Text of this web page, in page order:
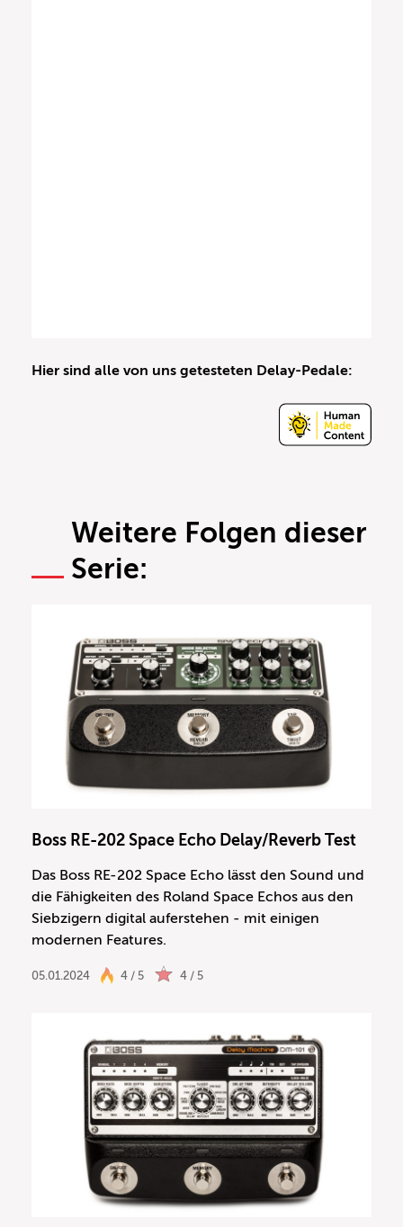
Hier sind alle von uns getesteten Delay-Pedale:
Weitere Folgen dieser
Serie:
Boss RE-202 Space Echo Delay/Reverb Test
Das Boss RE-202 Space Echo lässt den Sound und
die Fähigkeiten des Roland Space Echos aus den
Siebzigern digital auferstehen - mit einigen
modernen Features.
05.01.2024 4 / 5 4 / 5